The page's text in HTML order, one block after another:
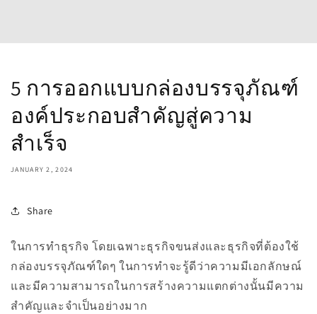
5 การออกแบบกล่องบรรจุภัณฑ์
องค์ประกอบสำคัญสู่ความ
สำเร็จ
JANUARY 2, 2024
Share
ในการทำธุรกิจ โดยเฉพาะธุรกิจขนส่งและธุรกิจที่ต้องใช้
กล่องบรรจุภัณฑ์ใดๆ ในการทำจะรู้ดีว่าความมีเอกลักษณ์
และมีความสามารถในการสร้างความแตกต่างนั้นมีความ
สำคัญและจำเป็นอย่างมาก